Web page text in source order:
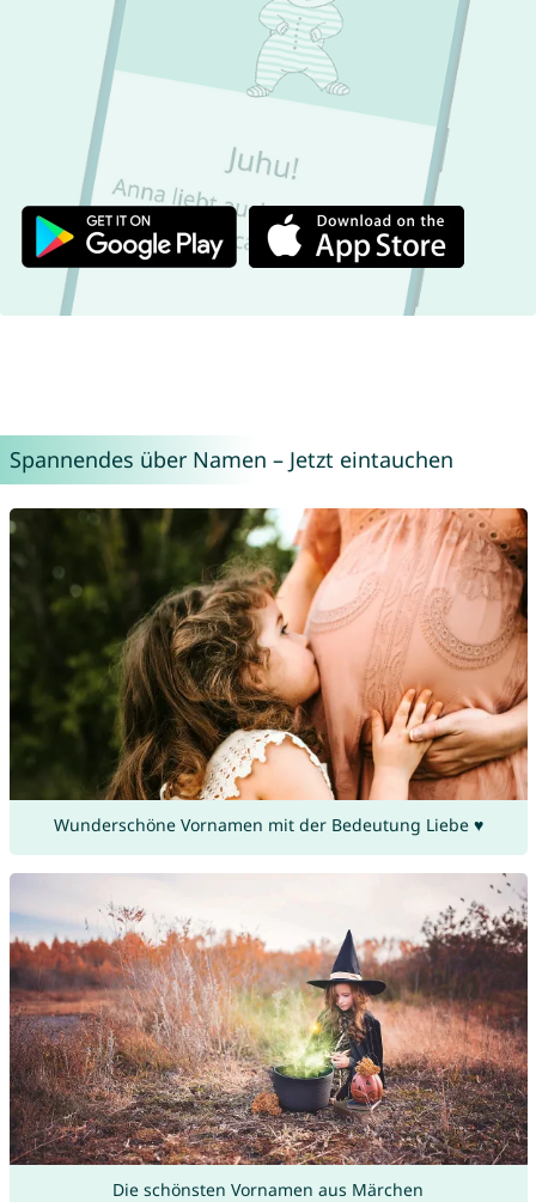
Spannendes über Namen – Jetzt eintauchen
Wunderschöne Vornamen mit der Bedeutung Liebe ♥
Die schönsten Vornamen aus Märchen